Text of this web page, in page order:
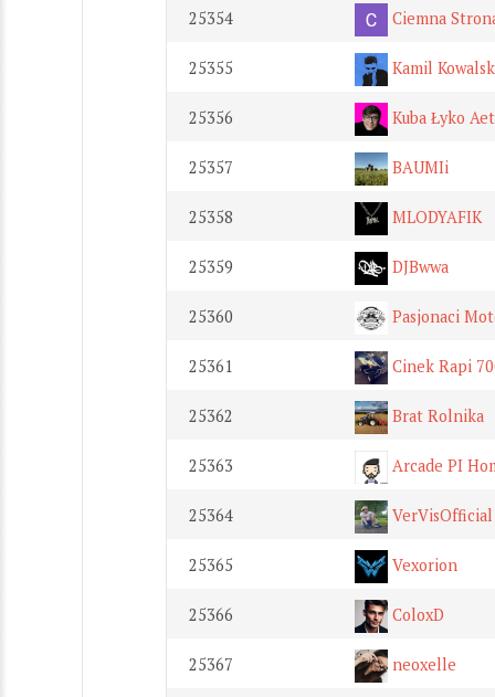
25354 Ciemna
25355 Kamil
25356 Kuba Łyko
25357 BAUMIi
25358 MLODYAFIK
25359 DJBwwa
25360 Pasjonaci
25361 Cinek Rapi
25362 Brat Rolnika
25363 Arcade PI
25364 VerVisOfficial
25365 Vexorion
25366 ColoxD
25367 neoxelle